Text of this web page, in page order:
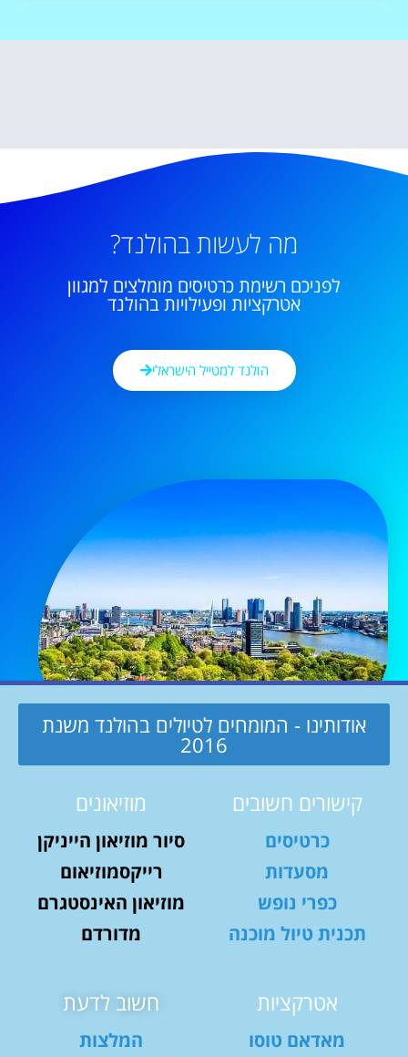
מה לעשות בהולנד?
לפניכם רשימת כרטיסים מומלצים למגוון
אטרקציות ופעילויות בהולנד
הולנד למטייל הישראלי
אודותינו - המומחים לטיולים בהולנד משנת
2016
קישורים חשובים
כרטיסים
מסעדות
כפרי נופש
תכנית טיול מוכנה
מוזיאונים
סיור מוזיאון הייניקן
רייקסמוזיאום
מוזיאון האינסטגרם
מדורדם
אטרקציות
מאדאם טוסו
חשוב לדעת
המלצות